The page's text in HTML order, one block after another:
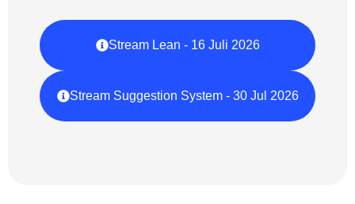
Stream Lean - 16 Juli 2026
Stream Suggestion System - 30 Jul 2026